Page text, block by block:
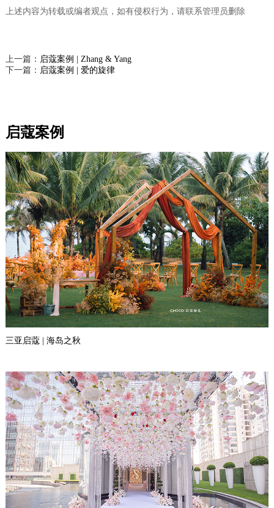
上述内容为转载或编者观点，如有侵权行为，请联系管理员删除
上一篇： 启蔻案例 | Zhang & Yang
下一篇： 启蔻案例 | 爱的旋律
启蔻案例
三亚启蔻 | 海岛之秋